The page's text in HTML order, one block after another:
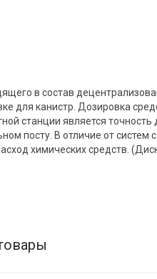
в состав
для канистр. Дозировка
станции является
посту. В отличие от систем
химических средств.